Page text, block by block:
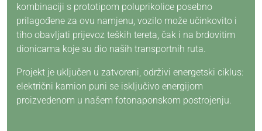
kombinaciji s prototipom poluprikolice posebno
prilagođene za ovu namjenu, vozilo može učinkovito i
tiho obavljati prijevoz teških tereta, čak i na brdovitim
dionicama koje su dio naših transportnih ruta.
Projekt je uključen u zatvoreni, održivi energetski ciklus:
električni kamion puni se isključivo energijom
proizvedenom u našem fotonaponskom postrojenju.